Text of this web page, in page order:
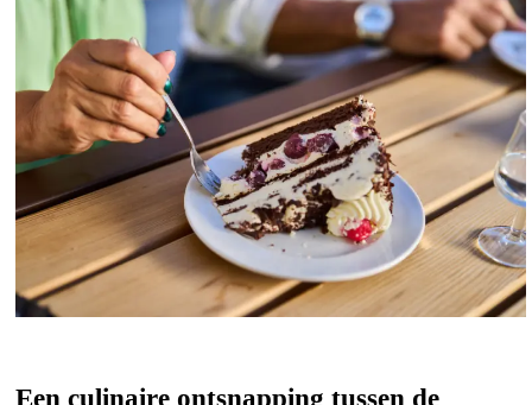
Een culinaire ontsnapping tussen de